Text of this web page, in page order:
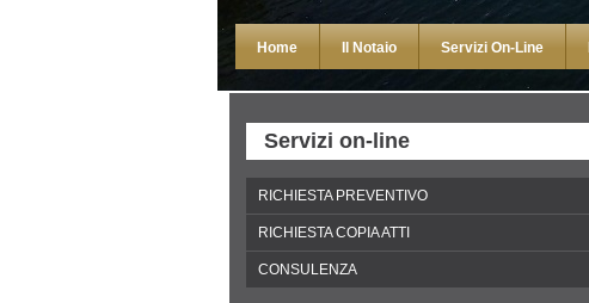
Home Il Notaio Servizi On-Line
Servizi on-line
RICHIESTA PREVENTIVO
RICHIESTA COPIA ATTI
CONSULENZA